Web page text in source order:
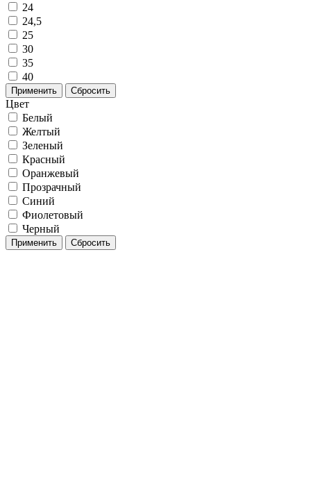
24
24,5
25
30
35
40
Применить Сбросить
Цвет
Белый
Желтый
Зеленый
Красный
Оранжевый
Прозрачный
Синий
Фиолетовый
Черный
Применить Сбросить